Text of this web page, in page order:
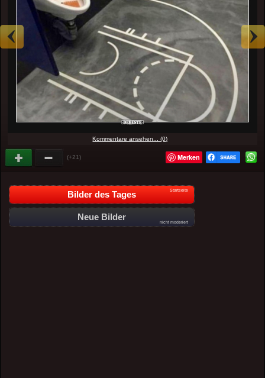
Kommentare ansehen... (0)
(+21) Merken
Bilder des Tages Startseite
Neue Bilder
nicht moderiert